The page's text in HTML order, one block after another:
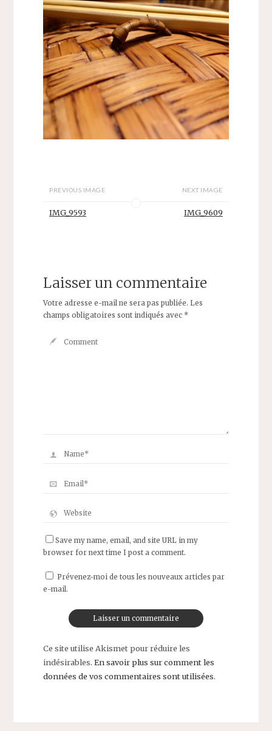
PREVIOUS IMAGE
IMG_9593
NEXT IMAGE
IMG_9609
Laisser un commentaire
Votre adresse e-mail ne sera pas publiée. Les
champs obligatoires sont indiqués avec *
Save my name, email, and site URL in my
browser for next time I post a comment.
Prévenez-moi de tous les nouveaux articles par
e-mail.
Ce site utilise Akismet pour réduire les
indésirables. En savoir plus sur comment les
données de vos commentaires sont utilisées.